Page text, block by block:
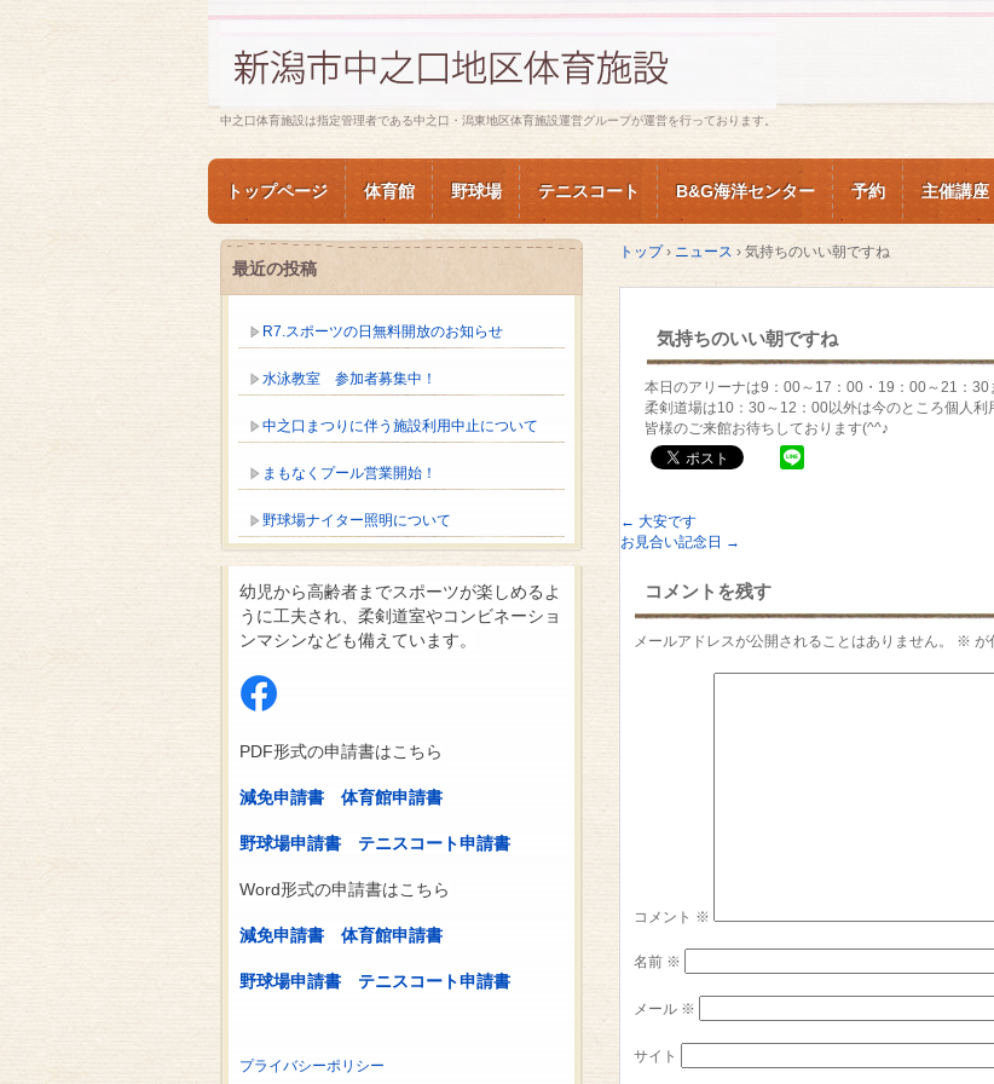
中之口体育施設は指定管理者である中之口・潟東地区体育施設運営グループが運営を行っております。
トップページ 体育館 野球場 テニスコート B&G海洋センター 予約 主催講座
トップ › ニュース › 気持ちのいい朝ですね
気持ちのいい朝ですね
本日のアリーナは9：00～17：00・19：00～21：30
柔剣道場は10：30～12：00以外は今のところ個人利
皆様のご来館お待ちしております(^^♪
← 大安です
お見合い記念日 →
コメントを残す
メールアドレスが公開されることはありません。 ※ が
コメント ※
名前 ※
メール ※
サイト
最近の投稿
R7.スポーツの日無料開放のお知らせ
水泳教室 参加者募集中！
中之口まつりに伴う施設利用中止について
まもなくプール営業開始！
野球場ナイター照明について
幼児から高齢者までスポーツが楽しめるよ
うに工夫され、柔剣道室やコンビネーショ
ンマシンなども備えています。
PDF形式の申請書はこちら
減免申請書 体育館申請書
野球場申請書 テニスコート申請書
Word形式の申請書はこちら
減免申請書 体育館申請書
野球場申請書 テニスコート申請書
プライバシーポリシー